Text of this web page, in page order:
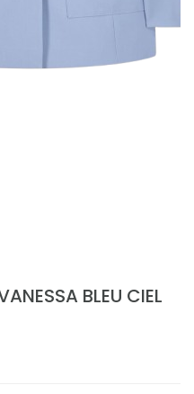
BLEU CIEL